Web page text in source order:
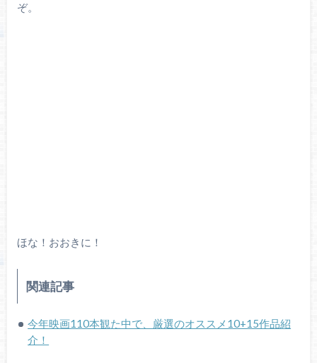
ぞ。
ほな！おおきに！
関連記事
今年映画110本観た中で、厳選のオススメ10+15作品紹
介！